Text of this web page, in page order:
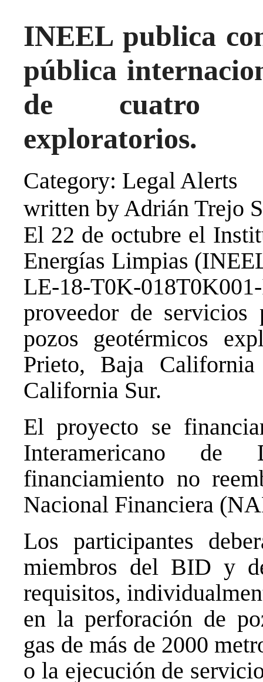
INEEL publica
pública
de cuatro
exploratorios.
Category: Legal Alerts
written by Adrián Trejo
El 22 de octubre el
Energías Limpias
LE-18-T0K-
proveedor de
pozos geotérmicos
Prieto, Baja
California Sur.
El proyecto se
Interamericano
financiamiento no
Nacional Financiera
Los participantes
miembros del BID y
requisitos,
en la perforación de
gas de más de 2000
o la ejecución de